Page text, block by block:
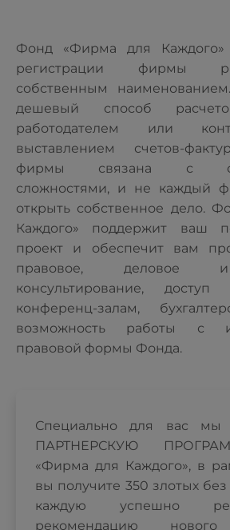
Фонд «Фирма для Каждого»
регистрации фирмы
собственным
дешевый способ
работодателем или
выставлением счетов-
фирмы связана с
сложностями, и не каждый
открыть собственное дело.
Каждого» поддержит ваш
проект и обеспечит вам
правовое, деловое
консультирование,
конференц-залам,
возможность работы с
правовой формы Фонда.
Специально для вас мы
ПАРТНЕРСКУЮ
«Фирма для Каждого», в
вы получите 350 злотых
каждую успешно
рекомендацию нового